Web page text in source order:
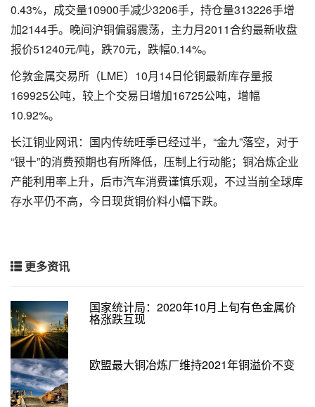
0.43%，成交量10900手减少3206手，持仓量313226手增
加2144手。晚间沪铜偏弱震荡，主力月2011合约最新收盘
报价51240元/吨，跌70元，跌幅0.14%。
伦敦金属交易所（LME）10月14日伦铜最新库存量报
169925公吨，较上个交易日增加16725公吨，增幅
10.92%。
长江铜业网讯：国内传统旺季已经过半，“金九”落空，对于
“银十”的消费预期也有所降低，压制上行动能；铜冶炼企业
产能利用率上升，后市汽车消费谨慎乐观，不过当前全球库
存水平仍不高，今日现货铜价料小幅下跌。
更多资讯
国家统计局：2020年10月上旬有色金属价
格涨跌互现
欧盟最大铜冶炼厂维持2021年铜溢价不变